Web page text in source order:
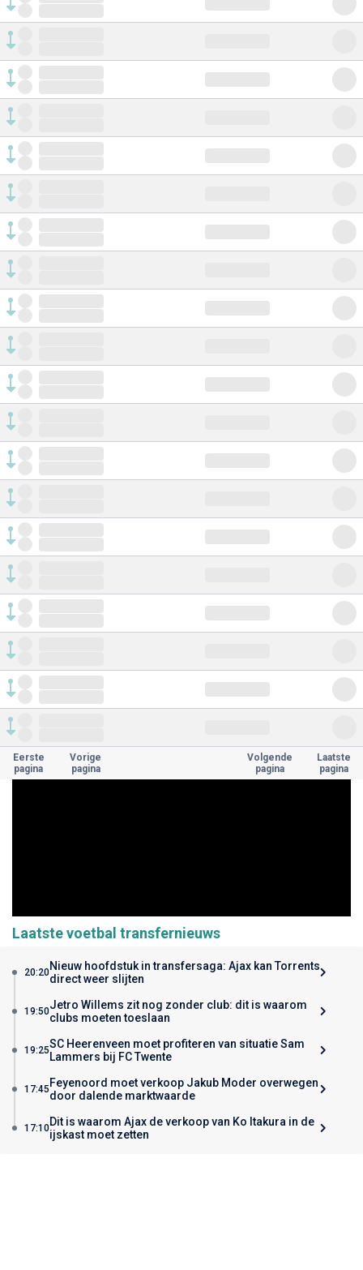
Eerste
pagina
Vorige
pagina
Volgende
pagina
Laatste
pagina
Laatste voetbal transfernieuws
20:20Nieuw hoofdstuk in transfersaga: Ajax kan Torrents
direct weer slijten
19:50Jetro Willems zit nog zonder club: dit is waarom
clubs moeten toeslaan
19:25SC Heerenveen moet profiteren van situatie Sam
Lammers bij FC Twente
17:45 Feyenoord moet verkoop Jakub Moder overwegen
door dalende marktwaarde
17:10Dit is waarom Ajax de verkoop van Ko Itakura in de
ijskast moet zetten